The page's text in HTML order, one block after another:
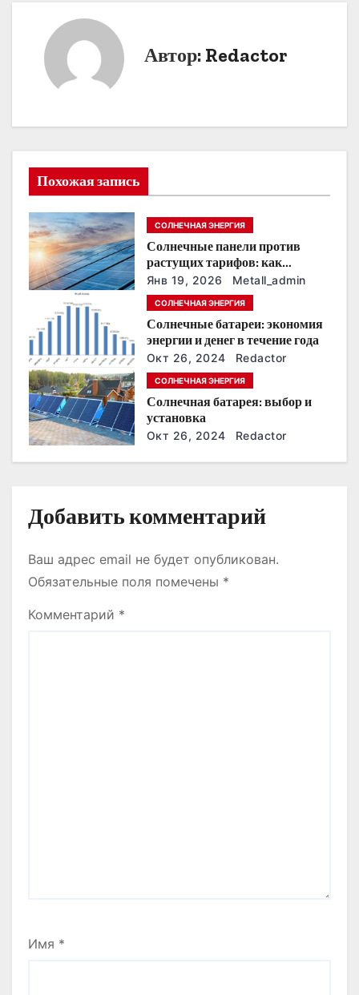
ц
я
п
о
з
п
и
с
я
Автор: Redactor
Похожая запись
СОЛНЕЧНАЯ ЭНЕРГИЯ
Солнечные панели против
растущих тарифов: как
сохранить
энергонезависимость в
ближайшие годы
Янв 19, 2026 Metall_admin
СОЛНЕЧНАЯ ЭНЕРГИЯ
Солнечные батареи: экономия
энергии и денег в течение года
Окт 26, 2024 Redactor
СОЛНЕЧНАЯ ЭНЕРГИЯ
Солнечная батарея: выбор и
установка
Окт 26, 2024 Redactor
Добавить комментарий
Ваш адрес email не будет опубликован.
Обязательные поля помечены *
Комментарий *
Имя *